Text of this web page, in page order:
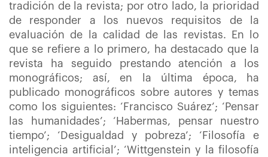
tradición de la revista; por otro lado, la prioridad
de responder a los nuevos requisitos de la
evaluación de la calidad de las revistas. En lo
que se refiere a lo primero, ha destacado que la
revista ha seguido prestando atención a los
monográficos; así, en la última época, ha
publicado monográficos sobre autores y temas
como los siguientes: ‘Francisco Suárez’; ‘Pensar
las humanidades’; ‘Habermas, pensar nuestro
tiempo’; ‘Desigualdad y pobreza’; ‘Filosofía e
inteligencia artificial’; ‘Wittgenstein y la filosofía